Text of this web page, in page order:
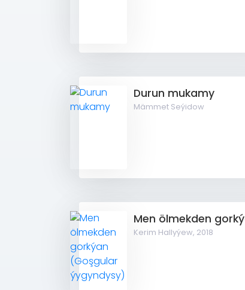
Durun mukamy
Mämmet Seýidow
Kerim Hallyýew, 2018